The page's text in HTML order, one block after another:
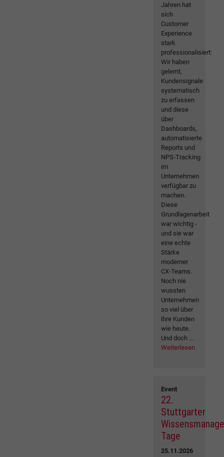
Jahren hat
sich
Customer
Experience
stark
professionalisiert:
Wir haben
gelernt,
Kundensignale
systematisch
zu erfassen
und diese
über
Dashboards,
automatisierte
Reports und
NPS‑Tracking
im
Unternehmen
verfügbar zu
machen.
Diese
Grundlagenarbeit
war wichtig -
und sie war
eine echte
Stärke
moderner
CX‑Teams.
Noch nie
wussten
Unternehmen
so viel über
ihre Kunden
wie heute.
Und doch ...
Weiterlesen
Event
22.
Stuttgarter
Tage
25.11.2026